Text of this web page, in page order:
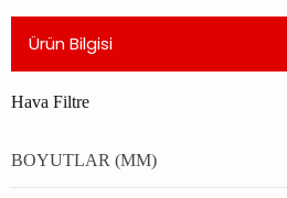
Ürün Bilgisi
Hava Filtre
BOYUTLAR (MM)